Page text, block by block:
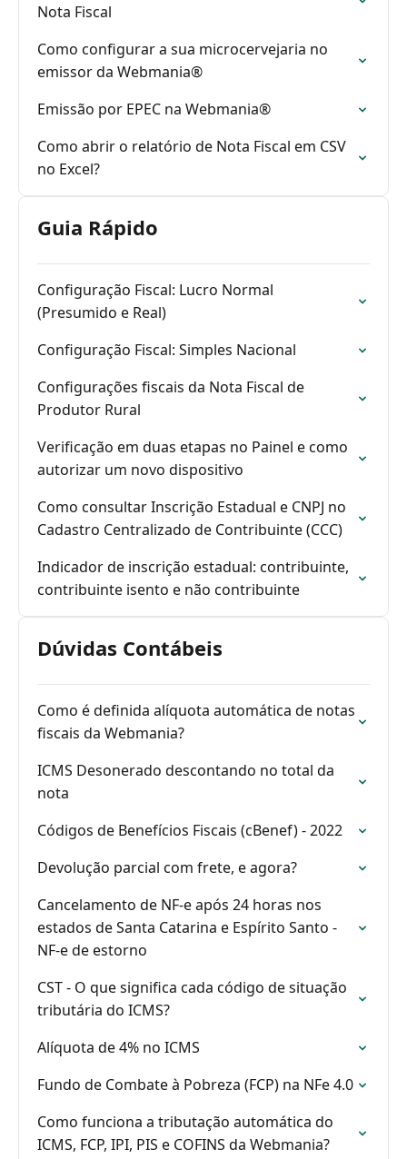
Nota Fiscal
Como configurar a sua microcervejaria no
emissor da Webmania®
Emissão por EPEC na Webmania®
Como abrir o relatório de Nota Fiscal em CSV
no Excel?
Guia Rápido
Configuração Fiscal: Lucro Normal
(Presumido e Real)
Configuração Fiscal: Simples Nacional
Configurações fiscais da Nota Fiscal de
Produtor Rural
Verificação em duas etapas no Painel e como
autorizar um novo dispositivo
Como consultar Inscrição Estadual e CNPJ no
Cadastro Centralizado de Contribuinte (CCC)
Indicador de inscrição estadual: contribuinte,
contribuinte isento e não contribuinte
Dúvidas Contábeis
Como é definida alíquota automática de notas
fiscais da Webmania?
ICMS Desonerado descontando no total da
nota
Códigos de Benefícios Fiscais (cBenef) - 2022
Devolução parcial com frete, e agora?
Cancelamento de NF-e após 24 horas nos
estados de Santa Catarina e Espírito Santo -
NF-e de estorno
CST - O que significa cada código de situação
tributária do ICMS?
Alíquota de 4% no ICMS
Fundo de Combate à Pobreza (FCP) na NFe 4.0
Como funciona a tributação automática do
ICMS, FCP, IPI, PIS e COFINS da Webmania?